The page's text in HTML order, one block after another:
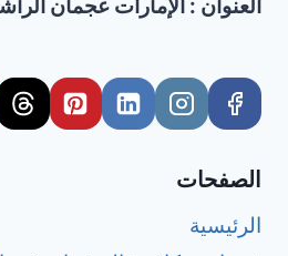
العنوان : الإمارات عجمان
الصفحات
الرئيسية